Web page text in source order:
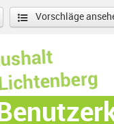
Vorschläge